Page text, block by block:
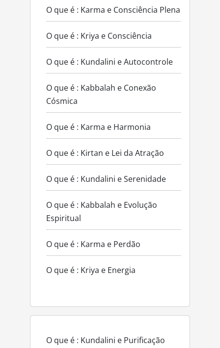
O que é : Karma e Consciência Plena
O que é : Kriya e Consciência
O que é : Kundalini e Autocontrole
O que é : Kabbalah e Conexão
Cósmica
O que é : Karma e Harmonia
O que é : Kirtan e Lei da Atração
O que é : Kundalini e Serenidade
O que é : Kabbalah e Evolução
Espiritual
O que é : Karma e Perdão
O que é : Kriya e Energia
O que é : Kundalini e Purificação